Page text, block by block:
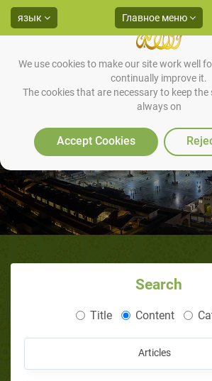
We use cookies to make our site work well
continually improve it.
The cookies that are necessary to keep
always on
Accept Cookies
язык Главное меню
Нарушение
Search
Title Content
Articles